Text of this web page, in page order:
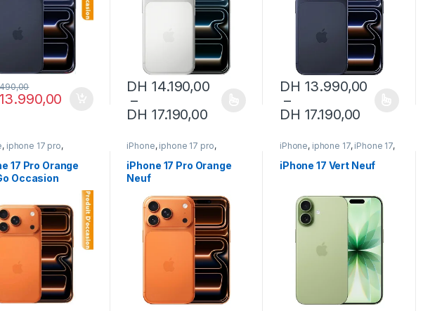
13.990,00
DH 14.190,00
–
DH 17.190,00Plage de prix : DH 14.190,00 à
Ce produit a plusieurs variations. Les options peuvent être
DH 13.990,00
–
DH 17.190,00 Plage
Ce produit a plusieurs
, iphone 17 pro,
17 pro & pro max
occasion
17 Pro Orange
Occasion
iPhone, iphone 17 pro,
iphone 17 pro & pro max
iPhone neuf
iPhone 17 Pro Orange
Neuf
iPhone, iphone 17, iPhone 17,
iPhone neuf
iPhone 17 Vert Neuf